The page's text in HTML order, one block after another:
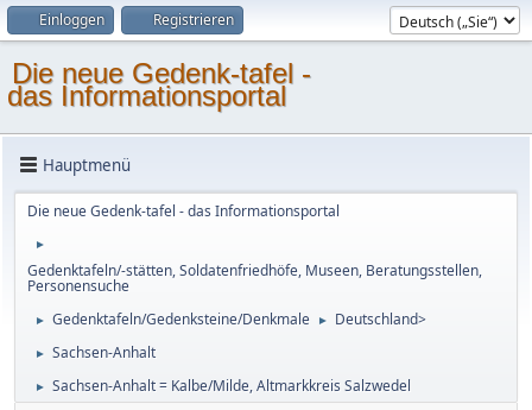
Einloggen Registrieren
Die neue Gedenk-tafel -
das Informationsportal
Hauptmenü
Die neue Gedenk-tafel - das Informationsportal
►
Gedenktafeln/-stätten, Soldatenfriedhöfe, Museen, Beratungsstellen,
Personensuche
► Gedenktafeln/Gedenksteine/Denkmale ► Deutschland>
► Sachsen-Anhalt
► Sachsen-Anhalt = Kalbe/Milde, Altmarkkreis Salzwedel